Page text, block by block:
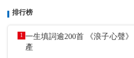
排行榜
1 一生填詞逾200首 《浪子心聲》《Monica》成永恒遺
產